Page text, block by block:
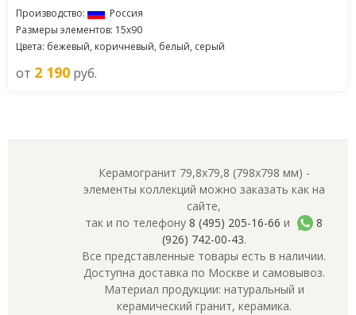
Производство:
Россия
Размеры элементов: 15x90
Цвета: бежевый, коричневый, белый, серый
от 2 190 руб.
Керамогранит 79,8x79,8 (798x798 мм) -
элементы коллекций можно заказать как на
сайте,
так и по телефону 8 (495) 205-16-66 и
8
(926) 742-00-43.
Все представленные товары есть в наличии.
Доступна доставка по Москве и самовывоз.
Материал продукции: натуральный и
керамический гранит, керамика.